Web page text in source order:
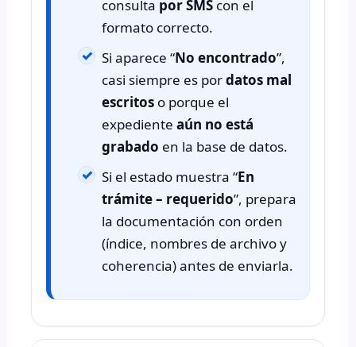
consulta por SMS con el
formato correcto.
Si aparece “No encontrado”,
casi siempre es pordatos mal
escritos o porque el
expedienteaún no está
grabado en la base de datos.
Si el estado muestra “En
trámite – requerido”, prepara
la documentación con orden
(índice, nombres de archivo y
coherencia) antes de enviarla.